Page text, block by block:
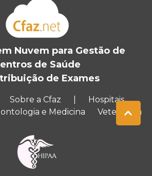
Nuvem para Gestão de
de Saúde
de Exames
Sobre a Cfaz
Hospitais
e Medicina Veterinária